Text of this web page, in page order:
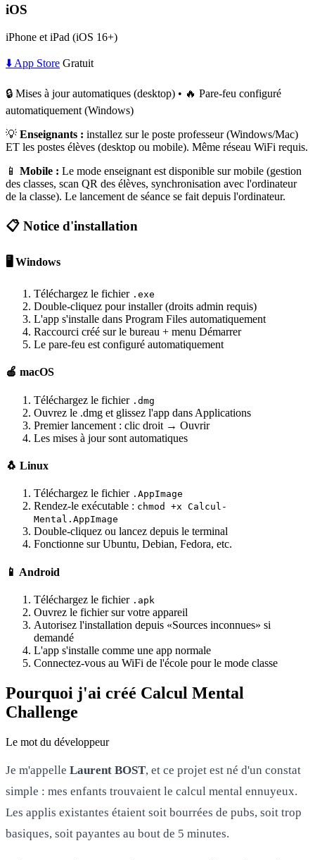
iOS
iPhone et iPad (iOS 16+)
⬇️ App Store Gratuit
🔒 Mises à jour automatiques (desktop) • 🔥 Pare-feu configuré
automatiquement (Windows)
💡 Enseignants : installez sur le poste professeur (Windows/Mac)
ET les postes élèves (desktop ou mobile). Même réseau WiFi requis.
📱 Mobile : Le mode enseignant est disponible sur mobile (gestion
des classes, scan QR des élèves, synchronisation avec l'ordinateur
de la classe). Le lancement de séance se fait depuis l'ordinateur.
📋 Notice d'installation
🖥️ Windows
Téléchargez le fichier .exe
Double-cliquez pour installer (droits admin requis)
L'app s'installe dans Program Files automatiquement
Raccourci créé sur le bureau + menu Démarrer
Le pare-feu est configuré automatiquement
🍎 macOS
Téléchargez le fichier .dmg
Ouvrez le .dmg et glissez l'app dans Applications
Premier lancement : clic droit → Ouvrir
Les mises à jour sont automatiques
🐧 Linux
Téléchargez le fichier .AppImage
Rendez-le exécutable : chmod +x Calcul-
Mental.AppImage
Double-cliquez ou lancez depuis le terminal
Fonctionne sur Ubuntu, Debian, Fedora, etc.
📱 Android
Téléchargez le fichier .apk
Ouvrez le fichier sur votre appareil
Autorisez l'installation depuis «Sources inconnues» si
demandé
L'app s'installe comme une app normale
Connectez-vous au WiFi de l'école pour le mode classe
Pourquoi j'ai créé Calcul Mental
Challenge
Le mot du développeur
Je m'appelle Laurent BOST, et ce projet est né d'un constat
simple : mes enfants trouvaient le calcul mental ennuyeux.
Les applis existantes étaient soit bourrées de pubs, soit trop
basiques, soit payantes au bout de 5 minutes.